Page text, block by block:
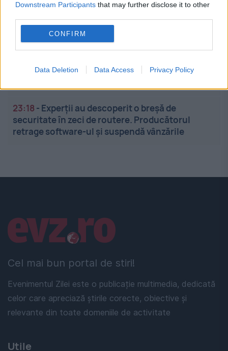
Downstream Participants that may further disclose it to other
CONFIRM
Data Deletion Data Access Privacy Policy
23:39-Volodimir Zelenski anunță operațiuni
speciale împotriva industriei militare ruse. Ce
ținte au fost identificate
umilința din Conference League. Se anunță
23:18 - Experții au descoperit o breșă de
securitate în zeci de routere. Producătorul
retrage software-ul și suspendă vânzările
Cel mai bun portal de stiri!
Evenimentul Zilei este o publicație multimedia, dedicată
celor care apreciază știrile corecte, obiective și
relevante din toate domeniile de activitate
Linkuri utile
Utile